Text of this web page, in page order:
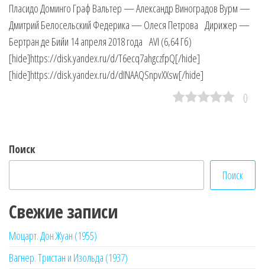
Пласидо Доминго Граф Вальтер — Александр Виноградов Вурм —
Дмитрий Белосельский Федерика — Олеся Петрова Дирижер —
Бертран де Бийи 14 апреля 2018 года AVI (6,64 Гб)
[hide]https://disk.yandex.ru/d/T6ecq7ahgczfpQ[/hide]
[hide]https://disk.yandex.ru/d/dINAAQSnpvXXsw[/hide]
0
Поиск
Поиск
Свежие записи
Моцарт. Дон Жуан (1955)
Вагнер. Тристан и Изольда (1937)